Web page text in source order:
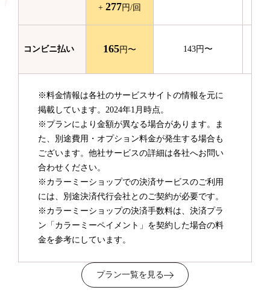
+277円/回
コンビニ払い 165円〜 143円〜
※料金情報は各社のサービスサイトの情報を元に
掲載しています。2024年1月時点。
※プランにより金額が異なる場合があります。ま
た、別途費用・オプション料金が発生する場合も
ございます。他社サービスの詳細は各社へお問い
合わせください。
※カラーミーショップでの決済サービスのご利用
には、別途決済代行会社とのご契約が必要です。
※カラーミーショップの決済手数料は、決済プラ
ン「カラーミーペイメント」を契約した場合の料
金を参考にしています。
プラン一覧を見る